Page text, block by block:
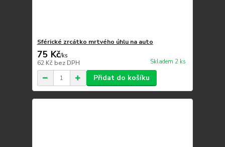
Sférické zrcátko mrtvého úhlu na auto
75 Kč/ks
62 Kč bez DPH Skladem 2 ks
Přidat do košíku